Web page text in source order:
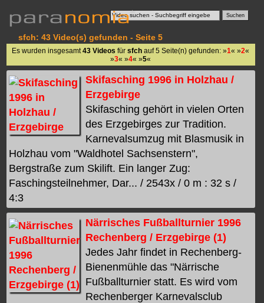
sfch: 43 Video(s) gefunden - Seite 5
Es wurden insgesamt43 Videos fürsfch auf 5 Seite(n) gefunden: »1« »2«
»3« »4« »5«
Skifasching 1996 in Holzhau /
Erzgebirge
Skifasching gehört in vielen Orten
des Erzgebirges zur Tradition.
Karnevalsumzug mit Blasmusik in
Holzhau vom "Waldhotel Sachsenstern",
Bergstraße zum Skilift. Ein langer Zug:
Faschingsteilnehmer, Dar... / 2543x / 0 m : 32 s /
4:3
Närrisches Fußballturnier 1996
Rechenberg / Erzgebirge (1)
Jedes Jahr findet in Rechenberg-
Bienenmühle das "Närrische
Fußballturnier statt. Es wird vom
Rechenberger Karnevalsclub